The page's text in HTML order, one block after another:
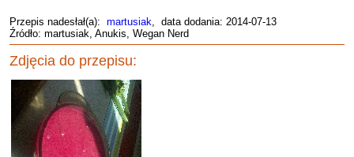
Przepis nadesłał(a): martusiak, data dodania: 2014-07-13
Źródło: martusiak, Anukis, Wegan Nerd
Zdjęcia do przepisu: